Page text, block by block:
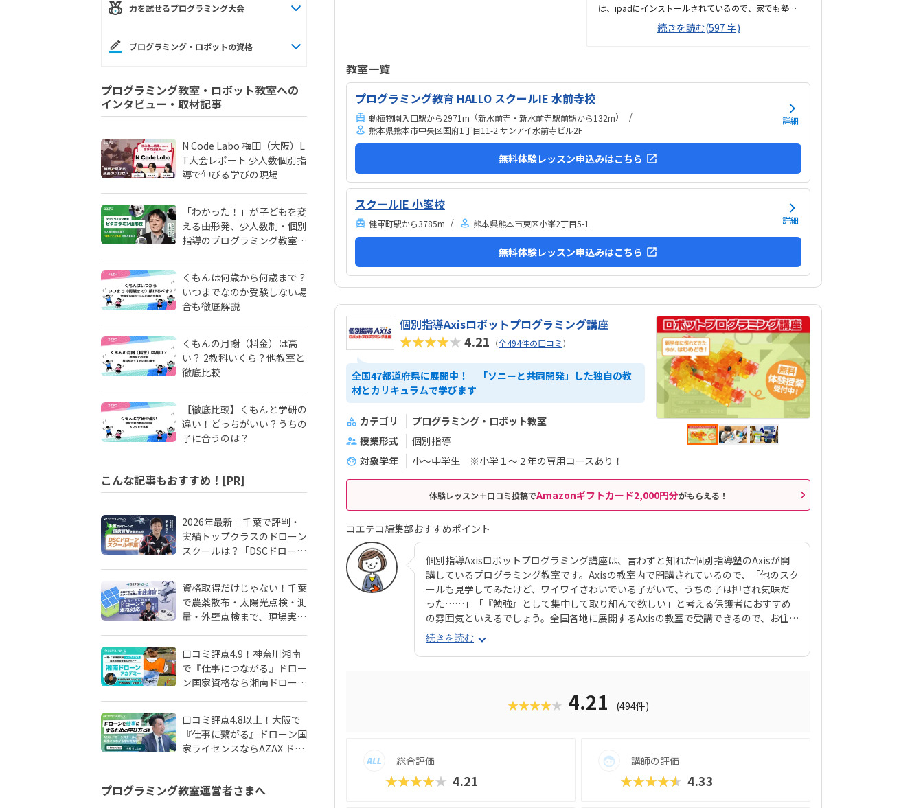
力を試せるプログラミング大会
プログラミング・ロボットの資格
プログラミング教室・ロボット教室への
インタビュー・取材記事
N Code Labo 梅田（大阪）L
T大会レポート 少人数個別指
導で伸びる学びの現場
「わかった！」が子どもを変
える――山形発、少人数制・個別
指導のプログラミング教室
くもんは何歳から何歳まで？
いつまでなのか受験しない場
合も徹底解説
くもんの月謝（料金）は高
い？ 2教科いくら？他教室と
徹底比較
【徹底比較】くもんと学研の
違い！どっちがいい？うちの
子に合うのは？
こんな記事もおすすめ！[PR]
2026年最新｜千葉で評判・
実績トップクラスのドローン
スクールは？「DSCドローン
資格取得だけじゃない！千葉
で農薬散布・太陽光点検・測
量・外壁点検まで、現場実務
口コミ評点4.9！神奈川湘南
で『仕事につながる』ドロー
ン国家資格なら湘南ドローン
口コミ評点4.8以上！大阪で
『仕事に繋がる』ドローン国
家ライセンスならAZAX ドロ
プログラミング教室運営者さまへ
は、ipadにインストールされているので、家でも塾で
も好きな時にできる教材になっている。授業内容やカ
リキュラムは見学をしていないので子供の話だが、積
してないみたい。駅からは徒歩ですぐ来れる距離で、
います。駐車場はないので、車の送迎は路上駐車にな
ります。駐輪スペースはあるので子供一人でも近い人
ので詳しくはわからないが、入り口や教室の内装は奇
麗だと思います。気軽に入りやすい感じがします。ひ
とそれぞれになってしまい...
続きを読む(597 字)
教室一覧
プログラミング教育 HALLO スクールIE 水前寺校
動植物園入口駅から2971m （新水前寺・新水前寺駅前駅から132m）
熊本県熊本市中央区国府1丁目11-2 サンアイ水前寺ビル2F
詳細
無料体験レッスン申込みはこちら
スクールIE 小峯校
健軍町駅から3785m 熊本県熊本市東区小峯2丁目5-1 詳細
無料体験レッスン申込みはこちら
個別指導Axisロボットプログラミング講座
★★★★★4.21 （全494件の口コミ）
全国47都道府県に展開中！ 「ソニーと共同開発」した独自の教
材とカリキュラムで学びます
カテゴリ
プログラミング・ロボット教室
授業形式
個別指導
対象学年
小～中学生 ※小学１～２年の専用コースあり！
体験レッスン＋口コミ投稿でAmazonギフトカード2,000円分がもらえる！
コエテコ編集部おすすめポイント
個別指導Axisロボットプログラミング講座は、言わずと知れた個別指導塾のAxisが開
講しているプログラミング教室です。Axisの教室内で開講されているので、「他のスク
ールも見学してみたけど、ワイワイさわいでいる子がいて、うちの子は押され気味だ
った……」「『勉強』として集中して取り組んで欲しい」と考える保護者におすすめ
の雰囲気といえるでしょう。全国各地に展開するAxisの教室で受講できるので、お住ま
いの近くでも通いやすい環境が見つかります。教材は運営会社のワオ・コーポレーシ
ョンとソニー・グローバルエデュケーションが共同開発したロボット、KOOV®︎（クー
ブ）。半透明のカラフルなブロックを組み合わせながらロボットを組み立てていくの
プログラミング言語「Python（パイソン）」を学べるマスターコースも用意されてい
＋テキスト費2,860円（80分×月2回）、マスターコースは11,000円＋教材費2,640円
＋テキスト費2,860円（80分×月2回）。年に1度のテキスト費以外、追加料金もかか
りません。明確な料金体系と通いやすさ、ある程度「勉強」の雰囲気を重視する方に
続きを読む
★★★★★ 4.21 (494件)
総合評価
★★★★★ 4.21
講師の評価
★★★★★ 4.33